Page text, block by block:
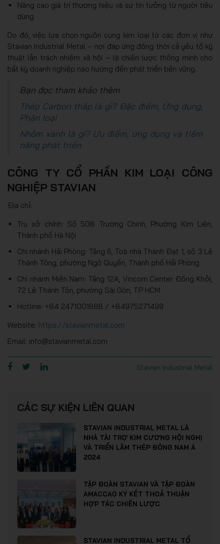
Nâng cao giá trị thương hiệu và sự tin tưởng từ người tiêu
dùng
Do đó, việc lựa chọn nguồn cung kim loại từ các đơn vị như
Stavian Industrial Metal – nơi đáp ứng đồng thời cả yếu tố kỹ
thuật lẫn trách nhiệm xã hội – là chiến lược thông minh cho
bất kỳ doanh nghiệp nào hướng đến phát triển bền vững.
Bạn đọc tham khảo thêm
Thép Carbon thấp là gì? Đặc điểm, Ứng dụng,
Phân loại
Nhôm xanh là gì? Ưu điểm, ứng dụng và tiềm
năng phát triển
CÔNG TY CỔ PHẦN KIM LOẠI CÔNG
NGHIỆP STAVIAN
Địa chỉ:
Trụ sở chính: Số 508 Trường Chinh, Phường Kim Liên,
Thành phố Hà Nội
Chi nhánh Hải Phòng: Tầng 6, Toà nhà Thành Đạt 1, số 3 Lê
Thành Tông, phường Ngô Quyền, Thành phố Hải Phòng
Chi nhánh Miền Nam: Tầng 12A, Vincom Center Đồng Khởi,
72 Lê Thánh Tôn, phường Sài Gòn, TP HCM
Hotline: +84 2471001868 / +84975271499
Website: https://stavianmetal.com
Email: info@stavianmetal.com
Stavian Industrial Metal
CÁC SỰ KIỆN LIÊN QUAN
STAVIAN INDUSTRIAL METAL LÀ
NHÀ TÀI TRỢ KIM CƯƠNG HỘI NGHỊ
VÀ TRIỂN LÃM THÉP ĐÔNG NAM Á
2024
TẬP ĐOÀN STAVIAN VÀ TẬP ĐOÀN
AMACCAO KÝ KẾT THOẢ THUẬN
HỢP TÁC CHIẾN LƯỢC
STAVIAN INDUSTRIAL METAL TỔ